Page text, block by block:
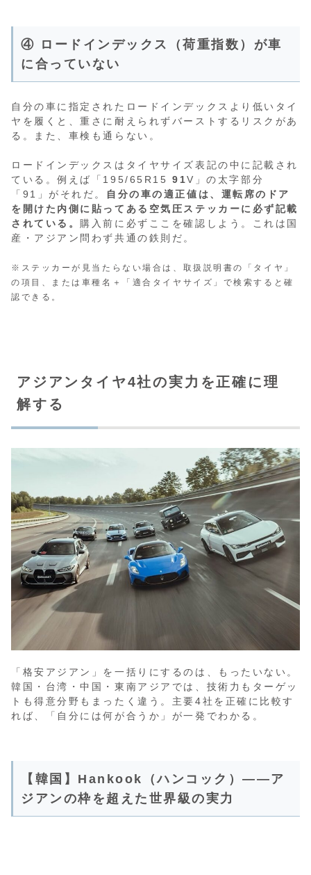
④ ロードインデックス（荷重指数）が車
に合っていない
自分の車に指定されたロードインデックスより低いタイ
ヤを履くと、重さに耐えられずバーストするリスクがあ
る。また、車検も通らない。
ロードインデックスはタイヤサイズ表記の中に記載され
ている。例えば「195/65R1591V」の太字部分
「91」がそれだ。
自分の車の適正値は、運転席のドア
を開けた内側に貼ってある空気圧ステッカーに必ず記載
されている。購入前に必ずここを確認しよう。これは国
産・アジアン問わず共通の鉄則だ。
※ステッカーが見当たらない場合は、取扱説明書の「タイヤ」
の項目、または車種名＋「適合タイヤサイズ」で検索すると確
認できる。
アジアンタイヤ4社の実力を正確に理
解する
「格安アジアン」を一括りにするのは、もったいない。
韓国・台湾・中国・東南アジアでは、技術力もターゲッ
トも得意分野もまったく違う。主要4社を正確に比較す
れば、「自分には何が合うか」が一発でわかる。
【韓国】Hankook（ハンコック）――ア
ジアンの枠を超えた世界級の実力